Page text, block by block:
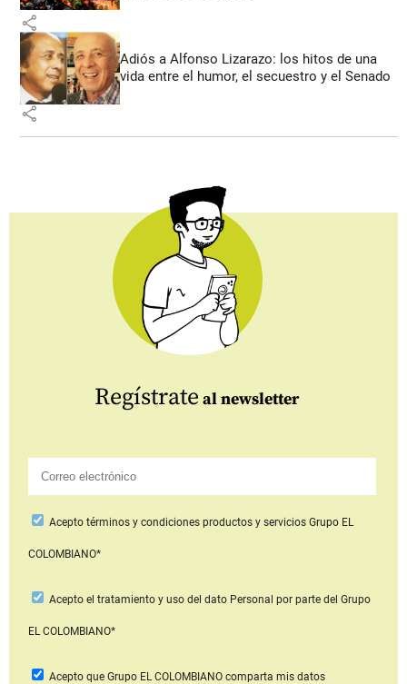
share
Adiós a Alfonso Lizarazo: los hitos de una
vida entre el humor, el secuestro y el Senado
share
Regístrate al newsletter
Aceptotérminos y condiciones productos y serviciosGrupo EL
COLOMBIANO*
Acepto el tratamiento y uso del dato Personal por parte del Grupo
EL COLOMBIANO*
Acepto que Grupo EL COLOMBIANOcomparta mis datos